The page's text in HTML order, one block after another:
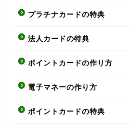
プラチナカードの特典
法人カードの特典
ポイントカードの作り方
電子マネーの作り方
ポイントカードの特典